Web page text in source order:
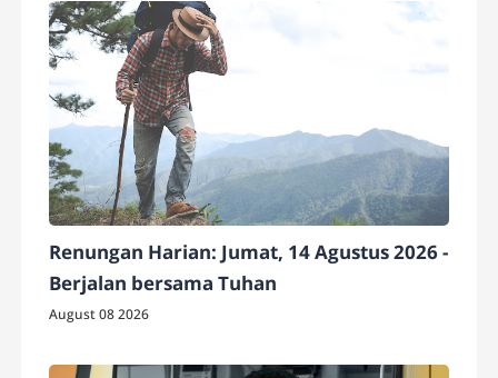
Renungan Harian: Jumat, 14 Agustus 2026 -
Berjalan bersama Tuhan
August 08 2026